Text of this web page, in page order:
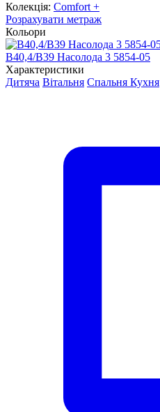
Колекція: Comfort +
Розрахувати метраж
Кольори
B40,4/B39 Насолода 3 5854-05
Характеристики
Дитяча Вітальня Спальня Кухня